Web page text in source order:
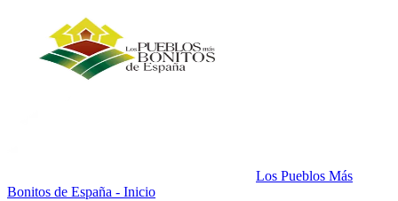
Los Pueblos Más
Bonitos de España - Inicio